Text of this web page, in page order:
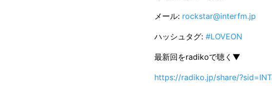
メール: rockstar@interfm.jp
ハッシュタグ: #LOVEON
最新回をradikoで聴く▼
https://radiko.jp/share/